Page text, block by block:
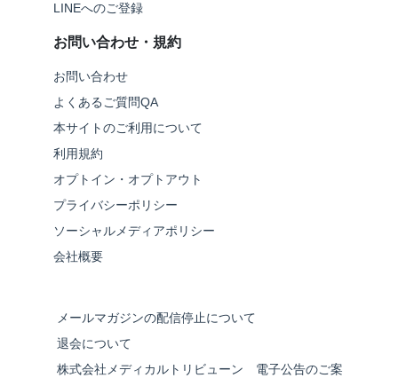
LINEへのご登録
お問い合わせ・規約
お問い合わせ
よくあるご質問QA
本サイトのご利用について
利用規約
オプトイン・オプトアウト
プライバシーポリシー
ソーシャルメディアポリシー
会社概要
メールマガジンの配信停止について
退会について
株式会社メディカルトリビューン 電子公告のご案